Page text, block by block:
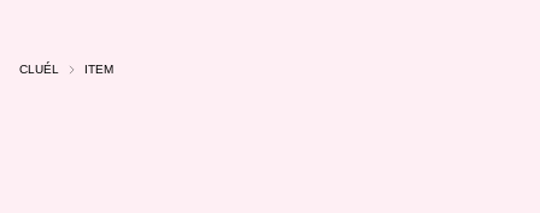
CLUÉL ITEM